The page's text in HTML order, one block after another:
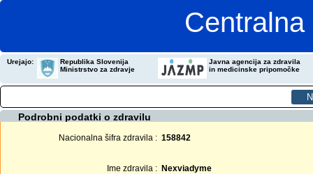
Urejajo:
Republika Slovenija
Ministrstvo za zdravje
Javna agencija za zdravila
in medicinske pripomočke
Podrobni podatki o zdravilu
Nacionalna šifra zdravila : 158842
Ime zdravila : Nexviadyme